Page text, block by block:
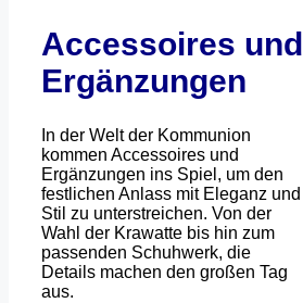
Accessoires und
Ergänzungen
In der Welt der Kommunion
kommen Accessoires und
Ergänzungen ins Spiel, um den
festlichen Anlass mit Eleganz und
Stil zu unterstreichen. Von der
Wahl der Krawatte bis hin zum
passenden Schuhwerk, die
Details machen den großen Tag
aus.